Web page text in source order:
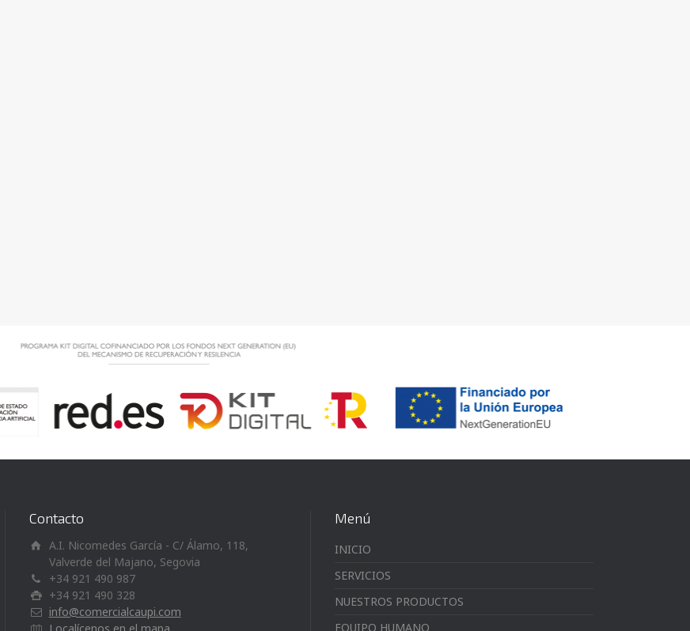
Contacto
A.I. Nicomedes García - C/ Álamo, 118,
Valverde del Majano, Segovia
+34 921 490 987
+34 921 490 328
info@comercialcaupi.com
Localícenos en el mapa
Menú
INICIO
SERVICIOS
NUESTROS PRODUCTOS
EQUIPO HUMANO